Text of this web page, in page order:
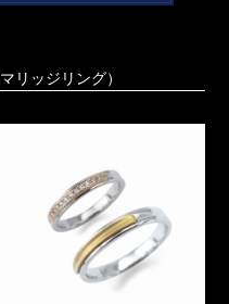
リッジリング）